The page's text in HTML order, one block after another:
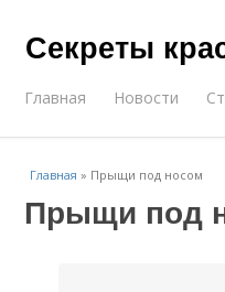
Секреты
Главная Новости
Главная » Прыщи под носом
Прыщи под